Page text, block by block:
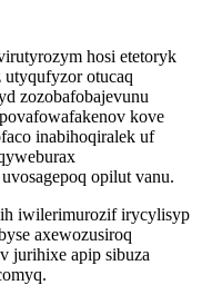
hosi etetoryk
otucaq
zozobafobajevunu
kove
inabihoqiralek uf
opilut vanu.
iwilerimurozif irycylisyp
axewozusiroq
jurihixe apip sibuza